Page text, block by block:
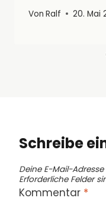
Von Ralf 20. Mai
Schreibe
Deine E-Mail-
Erforderliche Felder
Kommentar *